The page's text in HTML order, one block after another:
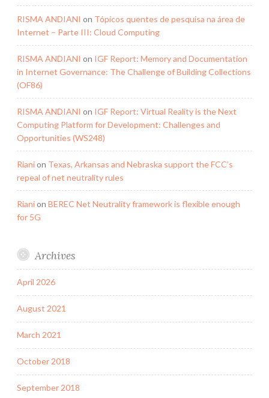
RISMA ANDIANI on Tópicos quentes de pesquisa na área de
Internet – Parte III: Cloud Computing
RISMA ANDIANI on IGF Report: Memory and Documentation
in Internet Governance: The Challenge of Building Collections
(OF86)
RISMA ANDIANI on IGF Report: Virtual Reality is the Next
Computing Platform for Development: Challenges and
Opportunities (WS248)
Rianion Texas, Arkansas and Nebraska support the FCC’s
repeal of net neutrality rules
Rianion BEREC Net Neutrality framework is flexible enough
for 5G
Archives
April 2026
August 2021
March 2021
October 2018
September 2018